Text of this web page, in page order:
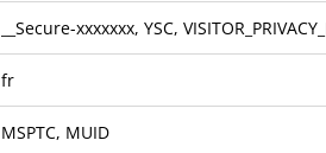
__Secure-xxxxxxx, YSC,
fr
MSPTC, MUID